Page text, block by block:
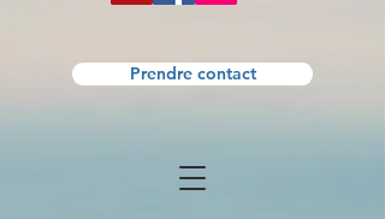
Prendre contact